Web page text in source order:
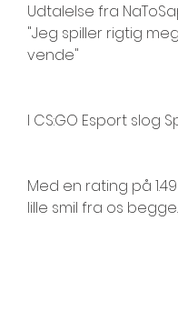
Udtalelse fra
"Jeg spiller rigtig
vende"
I CS:GO Esport slog
Med en rating på
lille smil fra os begge.